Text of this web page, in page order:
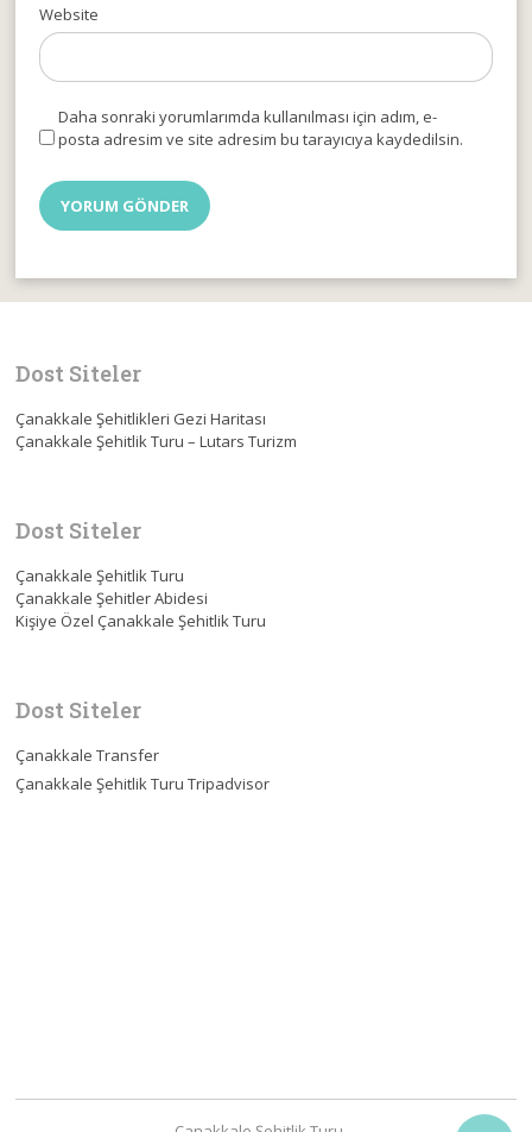
Website
Daha sonraki yorumlarımda kullanılması için adım, e-
posta adresim ve site adresim bu tarayıcıya kaydedilsin.
Dost Siteler
Çanakkale Şehitlikleri Gezi Haritası
Çanakkale Şehitlik Turu – Lutars Turizm
Dost Siteler
Çanakkale Şehitlik Turu
Çanakkale Şehitler Abidesi
Kişiye Özel Çanakkale Şehitlik Turu
Dost Siteler
Çanakkale Transfer
Çanakkale Şehitlik Turu Tripadvisor